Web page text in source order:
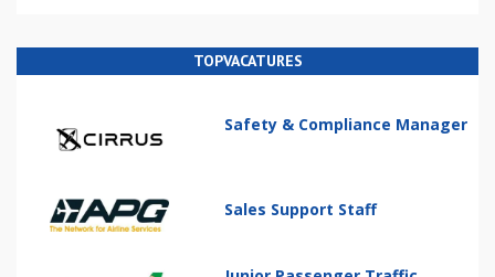
TOPVACATURES
Safety & Compliance Manager
Sales Support Staff